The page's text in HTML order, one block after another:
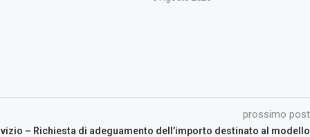
prossimo post
– Richiesta di adeguamento dell’importo destinato al modello